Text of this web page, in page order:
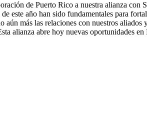
de Puerto Rico a nuestra alianza con
este año han sido fundamentales para
más las relaciones con nuestros
alianza abre hoy nuevas oportunidades